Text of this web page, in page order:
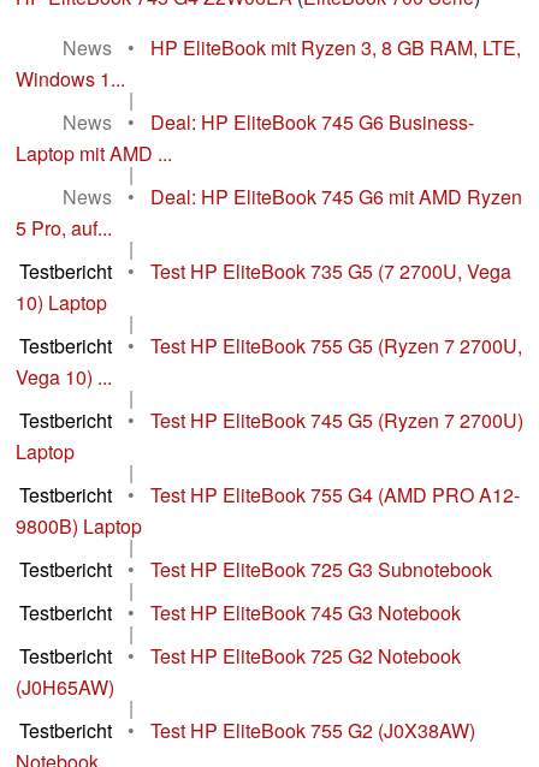
News
•
HP EliteBook mit Ryzen 3, 8 GB RAM, LTE,
Windows 1...
|
News
•
Deal: HP EliteBook 745 G6 Business-
Laptop mit AMD ...
|
News
•
Deal: HP EliteBook 745 G6 mit AMD Ryzen
5 Pro, auf...
|
Testbericht
•
Test HP EliteBook 735 G5 (7 2700U, Vega
10) Laptop
|
Testbericht
•
Test HP EliteBook 755 G5 (Ryzen 7 2700U,
Vega 10) ...
|
Testbericht
•
Test HP EliteBook 745 G5 (Ryzen 7 2700U)
Laptop
|
Testbericht
•
Test HP EliteBook 755 G4 (AMD PRO A12-
9800B) Laptop
|
Testbericht
• Test HP EliteBook 725 G3 Subnotebook
|
Testbericht
• Test HP EliteBook 745 G3 Notebook
|
Testbericht
•
Test HP EliteBook 725 G2 Notebook
(J0H65AW)
|
Testbericht
•
Test HP EliteBook 755 G2 (J0X38AW)